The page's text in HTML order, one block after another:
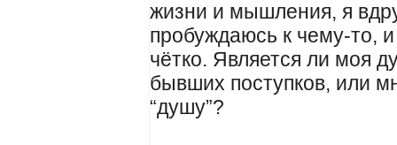
жизни и мышления, я
пробуждаюсь к чему-то,
чётко. Является ли моя
бывших поступков, или
“душу”?